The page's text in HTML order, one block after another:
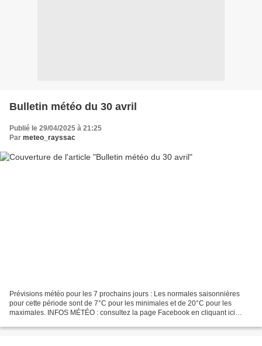
Bulletin météo du 30 avril
Publié le 29/04/2025 à 21:25
Par meteo_rayssac
Prévisions météo pour les 7 prochains jours : Les normales saisonnières
pour cette période sont de 7°C pour les minimales et de 20°C pour les
maximales. INFOS MÉTÉO : consultez la page Facebook en cliquant ici